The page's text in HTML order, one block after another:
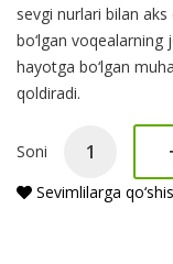
sevgi nurlari bilan
bo‘lgan voqealarning
hayotga bo‘lgan
qoldiradi.
Soni
Sevimlilarga